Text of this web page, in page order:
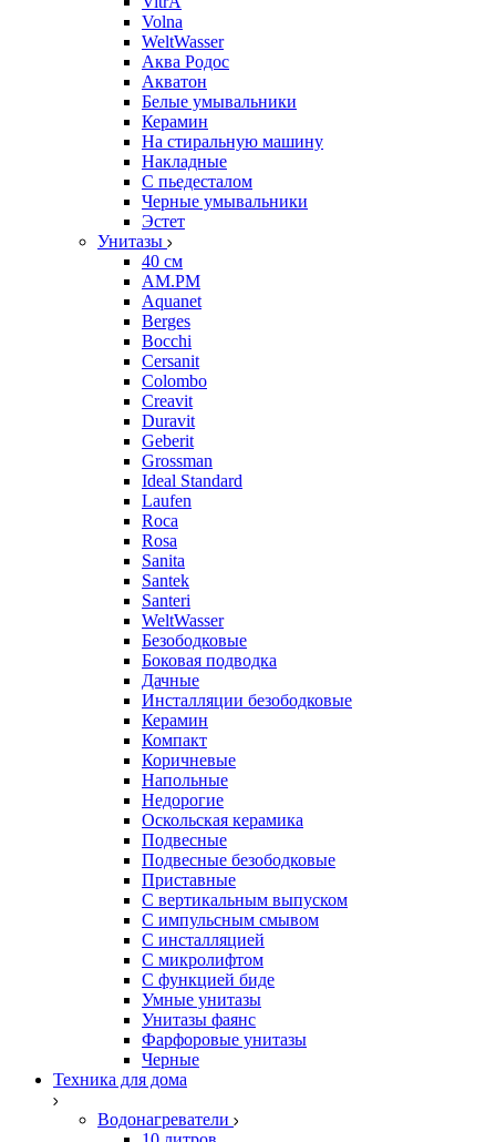
Volna
WeltWasser
Аква Родос
Акватон
Белые умывальники
Керамин
На стиральную машину
Накладные
С пьедесталом
Черные умывальники
Эстет
Унитазы
40 см
AM.PM
Aquanet
Berges
Bocchi
Cersanit
Colombo
Creavit
Duravit
Geberit
Grossman
Ideal Standard
Laufen
Roca
Rosa
Sanita
Santek
Santeri
WeltWasser
Безободковые
Боковая подводка
Дачные
Инсталляции безободковые
Керамин
Компакт
Коричневые
Напольные
Недорогие
Оскольская керамика
Подвесные
Подвесные безободковые
Приставные
С вертикальным выпуском
С импульсным смывом
С инсталляцией
С микролифтом
С функцией биде
Умные унитазы
Унитазы фаянс
Фарфоровые унитазы
Черные
Техника для дома
Водонагреватели